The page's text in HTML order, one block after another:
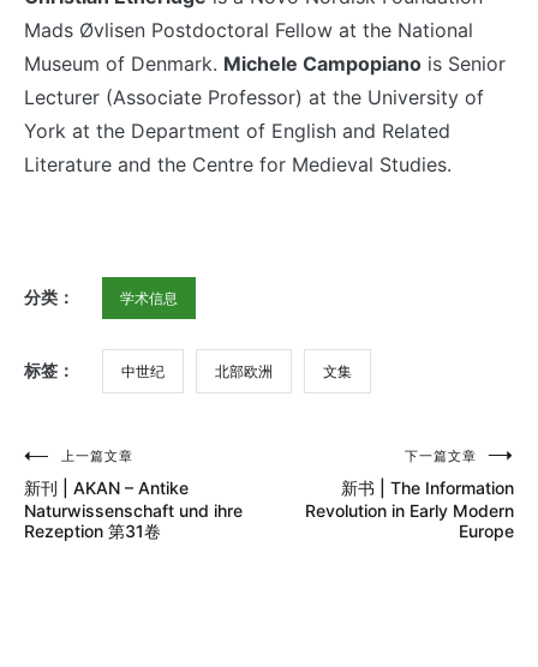
Mads Øvlisen Postdoctoral Fellow at the National
Museum of Denmark. Michele Campopiano is Senior
Lecturer (Associate Professor) at the University of
York at the Department of English and Related
Literature and the Centre for Medieval Studies.
分类： 学术信息
标签： 中世纪 北部欧洲 文集
文
章
上一篇文章
新刊 | AKAN – Antike
Naturwissenschaft und ihre
Rezeption 第31卷
下一篇文章
新书 | The Information
Revolution in Early Modern
Europe